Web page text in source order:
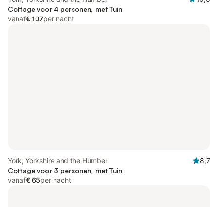
Cottage voor 4 personen, met Tuin
vanaf€ 107per nacht
York, Yorkshire and the Humber
8,7
Cottage voor 3 personen, met Tuin
vanaf€ 65per nacht